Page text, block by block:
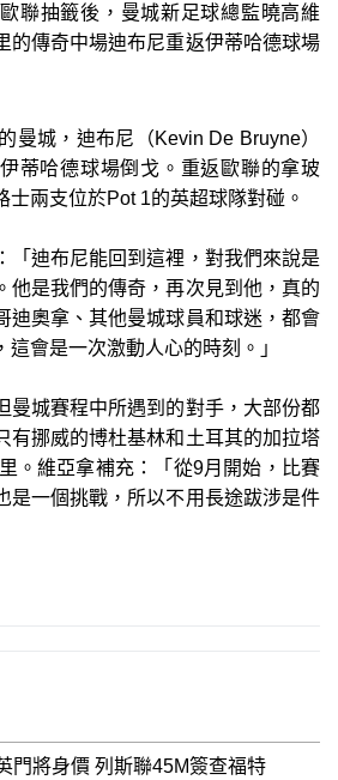
歐聯抽籤後，曼城新足球總監曉高維
的傳奇中場迪布尼重返伊蒂哈德球場
曼城，迪布尼（Kevin De Bruyne）
蒂哈德球場倒戈。重返歐聯的拿玻
士兩支位於Pot 1的英超球隊對碰。
「迪布尼能回到這裡，對我們來說是
他是我們的傳奇，再次見到他，真的
迪奧拿、其他曼城球員和球迷，都會
會是一次激動人心的時刻。」
曼城賽程中所遇到的對手，大部份都
有挪威的博杜基林和土耳其的加拉塔
。維亞拿補充：「從9月開始，比賽
是一個挑戰，所以不用長途跋涉是件
門將身價 列斯聯45M簽查福特